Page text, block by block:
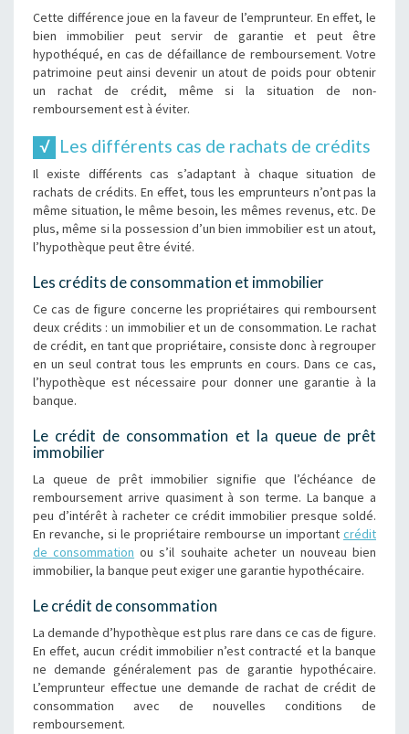
Cette différence joue en la faveur de l’emprunteur. En effet, le
bien immobilier peut servir de garantie et peut être
hypothéqué, en cas de défaillance de remboursement. Votre
patrimoine peut ainsi devenir un atout de poids pour obtenir
un rachat de crédit, même si la situation de non-
remboursement est à éviter.
Les différents cas de rachats de crédits
Il existe différents cas s’adaptant à chaque situation de
rachats de crédits. En effet, tous les emprunteurs n’ont pas la
même situation, le même besoin, les mêmes revenus, etc. De
plus, même si la possession d’un bien immobilier est un atout,
l’hypothèque peut être évité.
Les crédits de consommation et immobilier
Ce cas de figure concerne les propriétaires qui remboursent
deux crédits : un immobilier et un de consommation. Le rachat
de crédit, en tant que propriétaire, consiste donc à regrouper
en un seul contrat tous les emprunts en cours. Dans ce cas,
l’hypothèque est nécessaire pour donner une garantie à la
banque.
Le crédit de consommation et la queue de prêt
immobilier
La queue de prêt immobilier signifie que l’échéance de
remboursement arrive quasiment à son terme. La banque a
peu d’intérêt à racheter ce crédit immobilier presque soldé.
En revanche, si le propriétaire rembourse un important crédit
de consommation ou s’il souhaite acheter un nouveau bien
immobilier, la banque peut exiger une garantie hypothécaire.
Le crédit de consommation
La demande d’hypothèque est plus rare dans ce cas de figure.
En effet, aucun crédit immobilier n’est contracté et la banque
ne demande généralement pas de garantie hypothécaire.
L’emprunteur effectue une demande de rachat de crédit de
consommation avec de nouvelles conditions de
remboursement.